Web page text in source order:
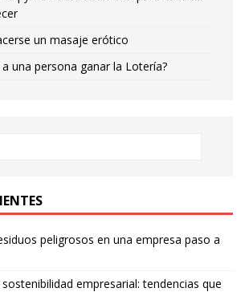
un masaje erótico
una persona ganar la Lotería?
peligrosos en una empresa paso a
empresarial: tendencias que